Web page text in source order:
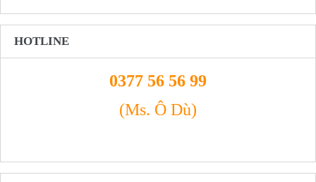
HOTLINE
0377 56 56 99
(Ms. Ô Dù)